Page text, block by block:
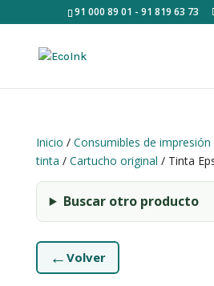
91 000 89 01 - 91 819 63 73
Inicio / Consumibles de impresión
tinta / Cartucho original / Tinta
Buscar otro producto
← Volver